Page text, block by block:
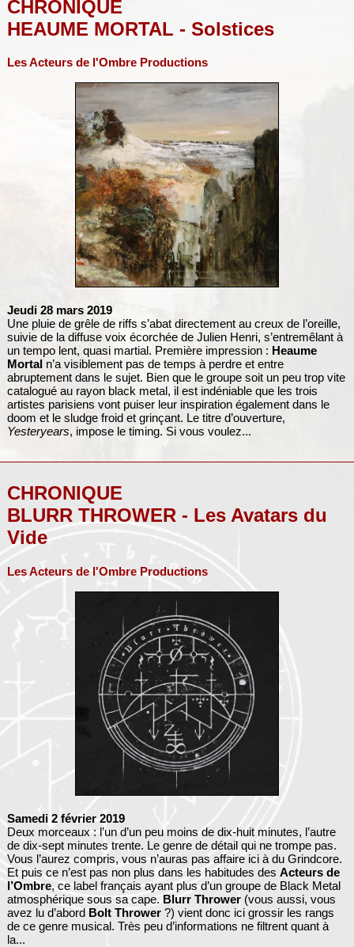
CHRONIQUE
HEAUME MORTAL - Solstices
Les Acteurs de l'Ombre Productions
Jeudi 28 mars 2019
Une pluie de grêle de riffs s’abat directement au creux de l’oreille,
suivie de la diffuse voix écorchée de Julien Henri, s’entremêlant à
un tempo lent, quasi martial. Première impression : Heaume
Mortaln’a visiblement pas de temps à perdre et entre
abruptement dans le sujet. Bien que le groupe soit un peu trop vite
catalogué au rayon black metal, il est indéniable que les trois
artistes parisiens vont puiser leur inspiration également dans le
doom et le sludge froid et grinçant. Le titre d’ouverture,
Yesteryears, impose le timing. Si vous voulez...
CHRONIQUE
BLURR THROWER - Les Avatars du
Vide
Les Acteurs de l'Ombre Productions
Samedi 2 février 2019
Deux morceaux : l’un d’un peu moins de dix-huit minutes, l’autre
de dix-sept minutes trente. Le genre de détail qui ne trompe pas.
Vous l’aurez compris, vous n’auras pas affaire ici à du Grindcore.
Et puis ce n’est pas non plus dans les habitudes des Acteurs de
l’Ombre, ce label français ayant plus d’un groupe de Black Metal
atmosphérique sous sa cape. Blurr Thrower(vous aussi, vous
avez lu d’abord Bolt Thrower?) vient donc ici grossir les rangs
de ce genre musical. Très peu d’informations ne filtrent quant à
la...